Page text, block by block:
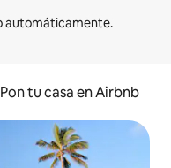
Pon tu casa en Airbnb